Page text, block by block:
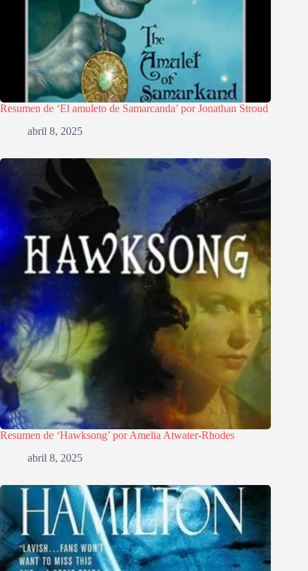
Resumen de ‘El amuleto de Samarcanda’ por Jonathan Stroud
abril 8, 2025
Resumen de ‘Hawksong’ por Amelia Atwater-Rhodes
abril 8, 2025